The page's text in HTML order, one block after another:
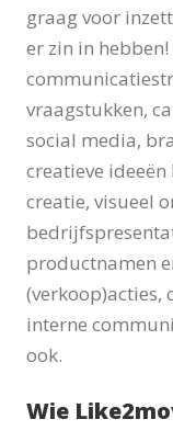
graag voor
er zin in
vraagstukken,
social media,
creatieve
creatie, visueel
productnamen
(verkoop)acties,
interne
ook.
Wie